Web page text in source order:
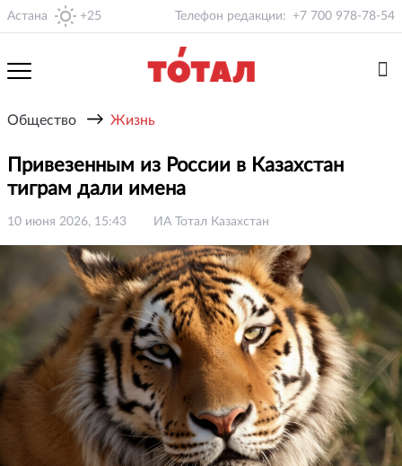
Астана +25 Телефон редакции: +7 700 978-78-54
Общество → Жизнь
Привезенным из России в Казахстан
тиграм дали имена
10 июня 2026, 15:43 ИА Тотал Казахстан